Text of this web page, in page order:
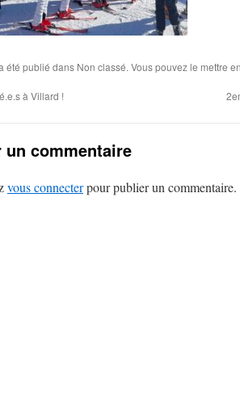
été publié dans Non classé. Vous pouvez le mettre
à Villard !
un commentaire
vous connecterpour publier un commentaire.